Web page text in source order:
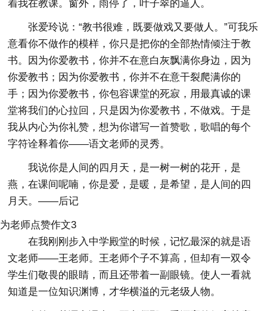
着我在教课。窗外，雨停了，叶子翠的逼人。
张爱玲说：“教书很难，既要做戏又要做人。”可我乐
意看你不做作的模样，你只是把你的全部热情倾注于教
书。因为你爱教书，你并不在意白灰飘满你身边，因为
你爱教书；因为你爱教书，你并不在意干裂爬满你的
手；因为你爱教书，你包容课堂的死寂，用最真诚的课
堂将我们的心拉回，只是因为你爱教书，不做戏。于是
我从内心为你礼赞，想为你谱写一首赞歌，歌唱的每个
字符诠释着你——语文老师的灵秀。
我说你是人间的四月天，是一树一树的花开，是
燕，在课间呢喃，你是爱，是暖，是希望，是人间的四
月天。——后记
为老师点赞作文3
在我刚刚步入中学殿堂的时候，记忆最深的就是语
文老师——王老师。王老师个子不算高，但却有一双令
学生们敬畏的眼睛，而且还带着一副眼镜。使人一看就
知道是一位知识渊博，才华横溢的元老级人物。